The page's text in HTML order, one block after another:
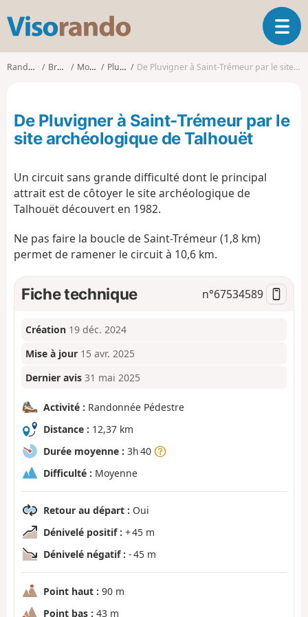
s
o
d
o
O
u
v
l
n
Randonnées Bretagne Morbihan Pluvigner De Pluvigner à Saint-Trémeur par le site archéologique de Talhouët
De Pluvigner à Saint-Trémeur par le
site archéologique de Talhouët
Un circuit sans grande difficulté dont le principal
attrait est de côtoyer le site archéologique de
Talhouët découvert en 1982.
Ne pas faire la boucle de Saint-Trémeur (1,8 km)
permet de ramener le circuit à 10,6 km.
Fiche technique n°67534589
Création 19 déc. 2024
Mise à jour 15 avr. 2025
Dernier avis 31 mai 2025
Activité : Randonnée Pédestre
Distance : 12,37 km
Durée moyenne : 3h 40
Difficulté : Moyenne
Retour au départ : Oui
Dénivelé positif : + 45 m
Dénivelé négatif : - 45 m
Point haut : 90 m
Point bas : 43 m